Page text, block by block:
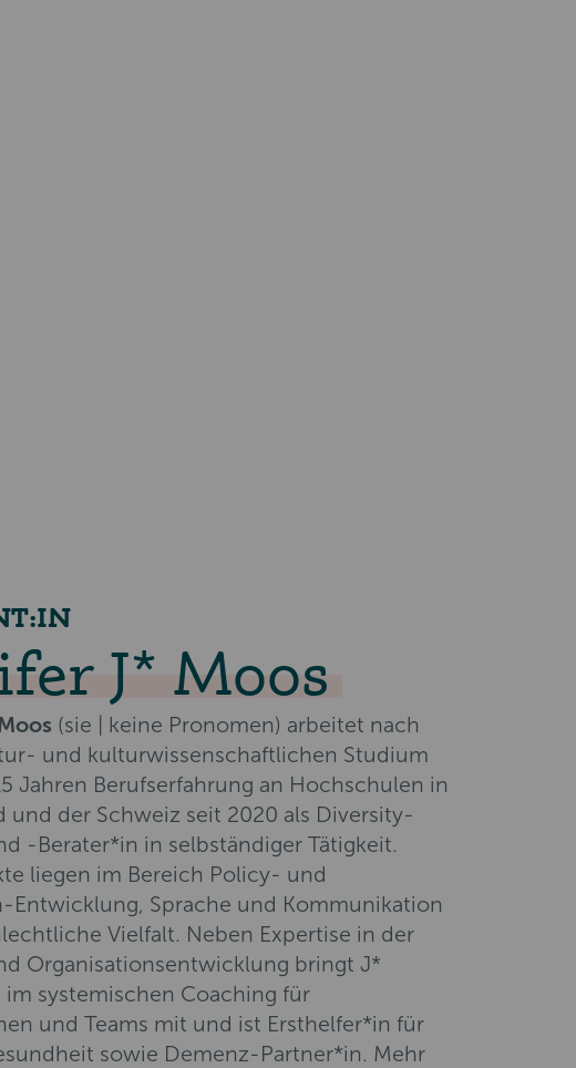
J* Moos
(sie | keine Pronomen) arbeitet nach
und kulturwissenschaftlichen Studium
Jahren Berufserfahrung an Hochschulen in
und der Schweiz seit 2020 als Diversity-
-Berater*in in selbständiger Tätigkeit.
liegen im Bereich Policy- und
Entwicklung, Sprache und Kommunikation
Vielfalt. Neben Expertise in der
Organisationsentwicklung bringt J*
im systemischen Coaching für
und Teams mit und ist Ersthelfer*in für
sowie Demenz-Partner*in. Mehr